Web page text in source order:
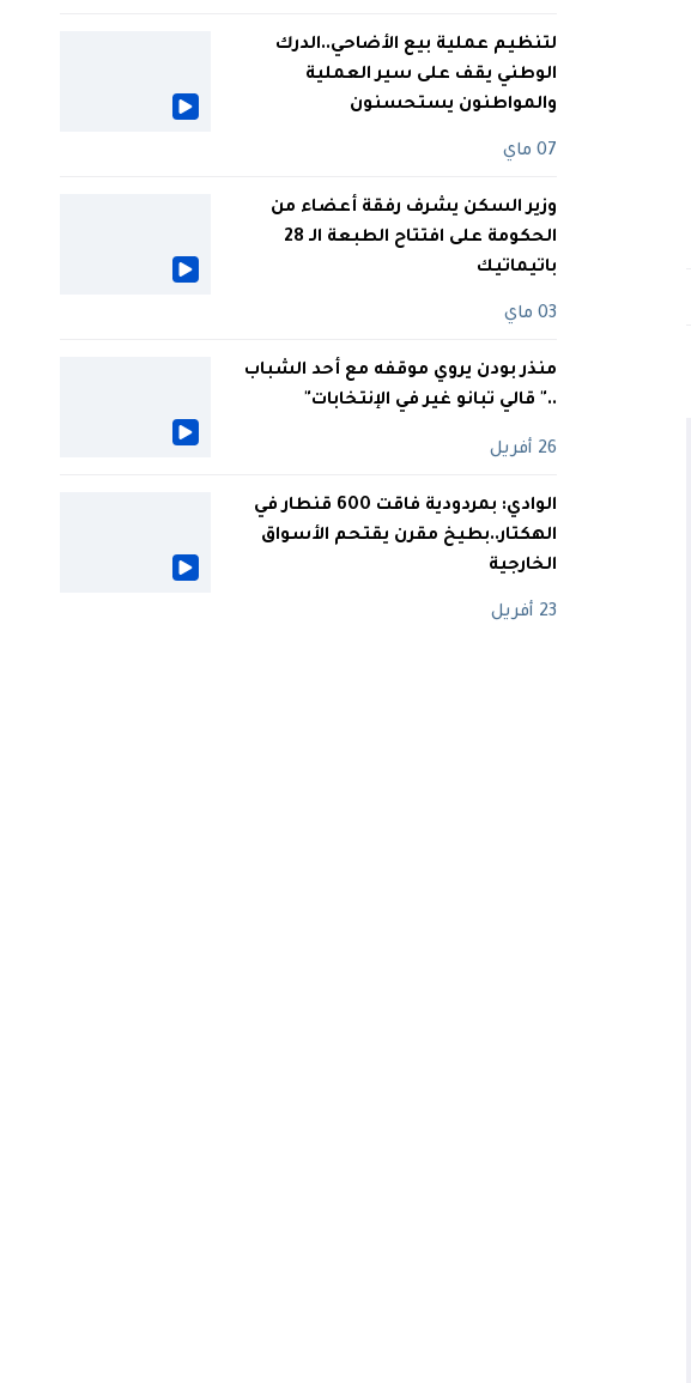
لتنظيم عملية بيع الأضاحي..الدرك
الوطني يقف على سير العملية
والمواطنون يستحسنون
07 ماي
وزير السكن يشرف رفقة أعضاء من
الحكومة على افتتاح الطبعة الـ 28
باتيماتيك
03 ماي
منذر بودن يروي موقفه مع أحد الشباب
.." قالي تبانو غير في الإنتخابات"
26 أفريل
الوادي: بمردودية فاقت 600 قنطار في
الهكتار..بطيخ مقرن يقتحم الأسواق
الخارجية
23 أفريل